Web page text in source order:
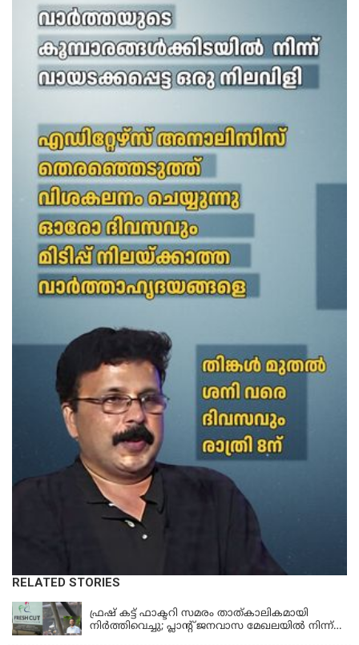
RELATED STORIES
KERALA
ഫ്രഷ് കട്ട് ഫാക്ടറി സമരം താത്കാലികമായി
നിർത്തിവെച്ചു; പ്ലാൻ്റ് ജനവാസ മേഖലയിൽ നിന്ന്